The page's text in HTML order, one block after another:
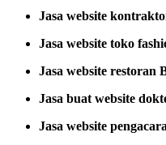
Jasa website
Jasa website toko
Jasa website restoran
Jasa buat website
Jasa website